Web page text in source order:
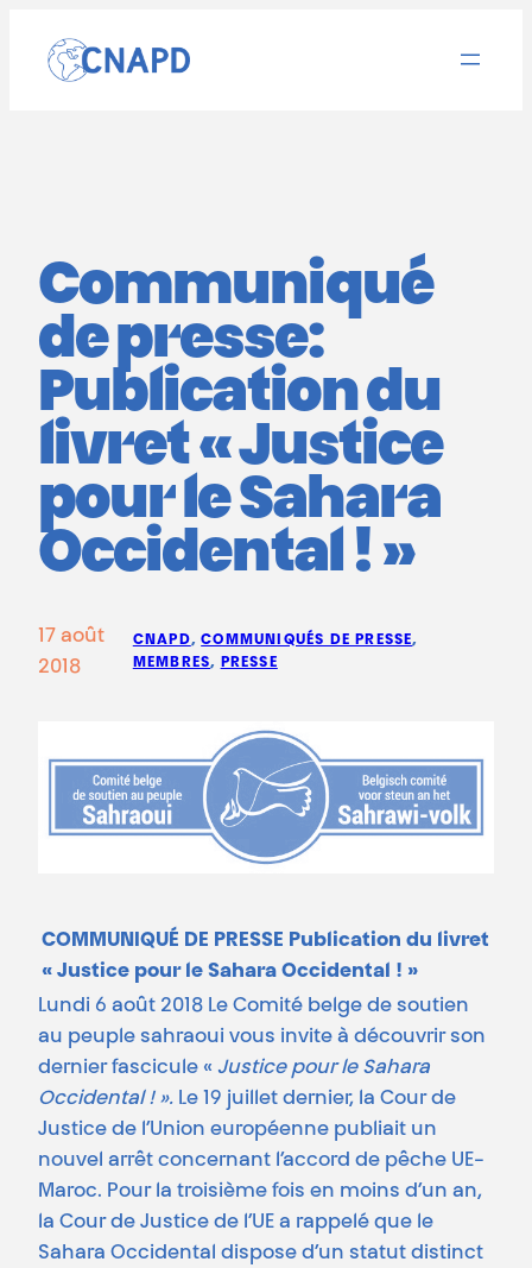
contenu
Communiqué
de presse:
Publication du
livret « Justice
pour le Sahara
Occidental ! »
17 août
2018
CNAPD, COMMUNIQUÉS DE PRESSE
MEMBRES, PRESSE
COMMUNIQUÉ DE PRESSE Publication du livret
« Justice pour le Sahara Occidental ! »
Lundi 6 août 2018 Le Comité belge de soutien
au peuple sahraoui vous invite à découvrir son
dernier fascicule « Justice pour le Sahara
Occidental ! ». Le 19 juillet dernier, la Cour de
Justice de l’Union européenne publiait un
nouvel arrêt concernant l’accord de pêche UE-
Maroc. Pour la troisième fois en moins d’un an,
la Cour de Justice de l’UE a rappelé que le
Sahara Occidental dispose d’un statut distinct